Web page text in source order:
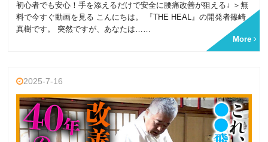
初心者でも安心！手を添えるだけで安全に腰痛改善が狙える↓ ＞無
料で今すぐ動画を見る こんにちは。 『THE HEAL』の開発者篠崎
真樹です。 突然ですが、あなたは……
More
2025-7-16